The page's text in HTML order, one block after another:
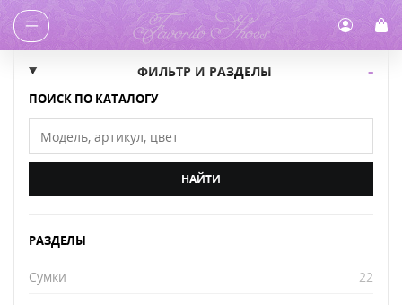
Главная Каталог / Босоножки
ФИЛЬТР И РАЗДЕЛЫ
ПОИСК ПО КАТАЛОГУ
НАЙТИ
РАЗДЕЛЫ
Сумки
22